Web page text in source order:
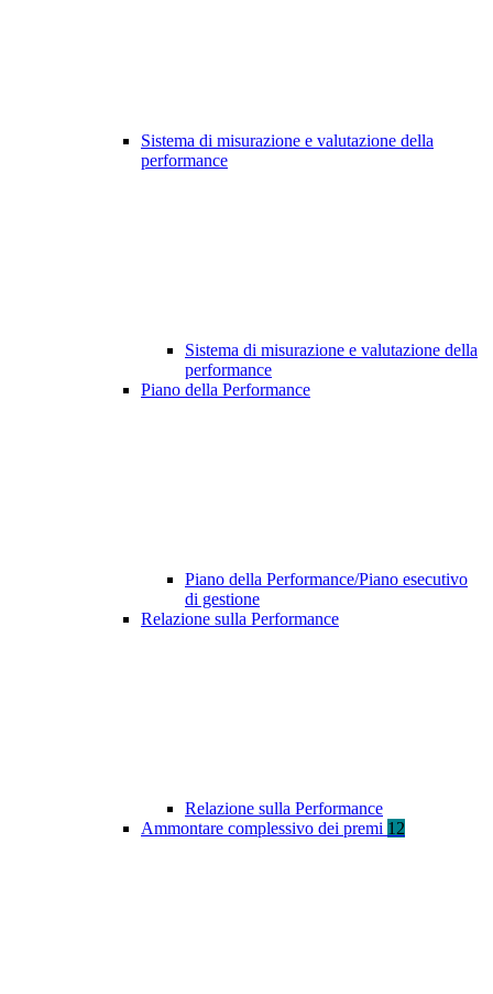
Sistema di misurazione e valutazione della
performance
Sistema di misurazione e valutazione della
performance
Piano della Performance
Piano della Performance/Piano esecutivo
di gestione
Relazione sulla Performance
Relazione sulla Performance
Ammontare complessivo dei premi 12